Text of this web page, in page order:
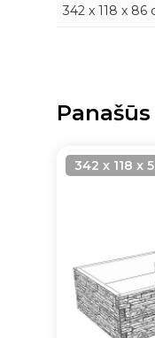
342 x 118 x 86
342 x 118 x